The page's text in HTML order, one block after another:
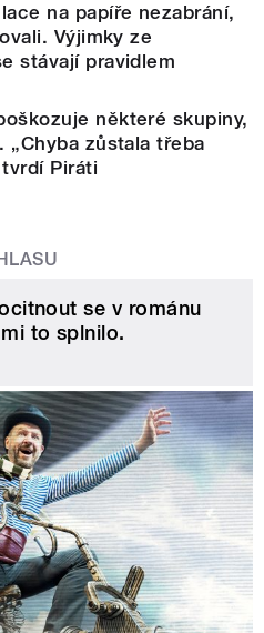
na papíře nezabrání,
Výjimky ze
stávají pravidlem
některé skupiny,
„Chyba zůstala třeba
Piráti
se v románu
to splnilo.